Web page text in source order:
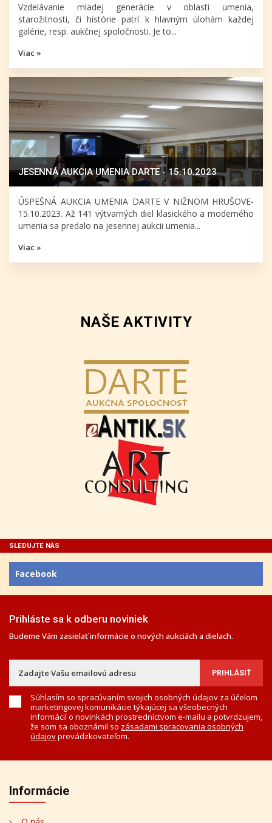
Vzdelávanie mladej generácie v oblasti umenia,
starožitnosti, či histórie patrí k hlavným úlohám každej
galérie, resp. aukčnej spoločnosti. Je to...
Viac »
JESENNÁ AUKCIA UMENIA DARTE - 15.10.2023
ÚSPEŠNÁ AUKCIA UMENIA DARTE V NIŽNOM HRUŠOVE-
15.10.2023. Až 141 výtvarných diel klasického a moderného
umenia sa predalo na jesennej aukcii umenia...
Viac »
NAŠE AKTIVITY
SLEDUJTE NÁS
Facebook
Prihláste sa k odberu noviniek
Budeme Vám zasielať informácie o nových aukciách a dielach.
Súhlasím so spracúvaním svojich osobných údajov za účelom
marketingovej komunikácie týkajúcej sa všeobecných
informácií o novinkách prostredníctvom e-mailu a potvrdzujem,
že som sa oboznámil so zásadami spracovania osobných
údajovprevádzkovateľom.
Informácie